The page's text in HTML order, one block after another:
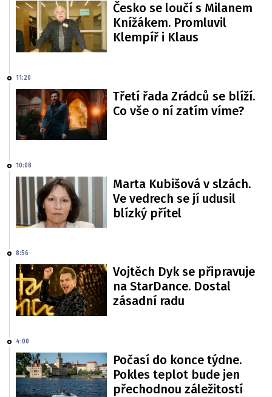
Česko se loučí s Milanem
Knížákem. Promluvil
Klempíř i Klaus
11:20
Třetí řada Zrádců se blíží.
Co vše o ní zatím víme?
10:08
Marta Kubišová v slzách.
Ve vedrech se jí udusil
blízký přítel
8:56
Vojtěch Dyk se připravuje
na StarDance. Dostal
zásadní radu
4:00
Počasí do konce týdne.
Pokles teplot bude jen
přechodnou záležitostí